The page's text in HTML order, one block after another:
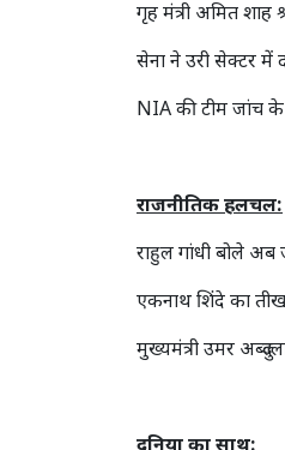
गृह मंत्री अमित शाह
सेना ने उरी सेक्टर में
NIA की टीम जांच के
राजनीतिक हलचल:
राहुल गांधी बोले अब
एकनाथ शिंदे का
मुख्यमंत्री उमर